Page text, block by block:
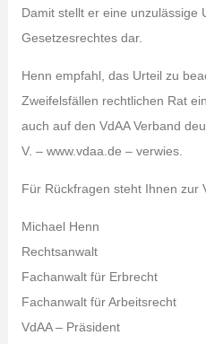
Damit stellt er eine unzulässige
Gesetzesrechtes dar.
Henn empfahl, das Urteil zu
Zweifelsfällen rechtlichen Rat
auch auf den VdAA Verband
V. – www.vdaa.de – verwies.
Für Rückfragen steht Ihnen zur
Michael Henn
Rechtsanwalt
Fachanwalt für Erbrecht
Fachanwalt für Arbeitsrecht
VdAA – Präsident